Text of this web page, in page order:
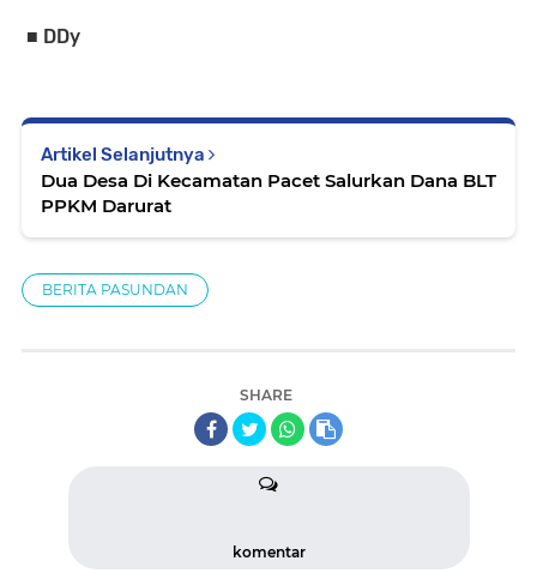
■ DDy
Artikel Selanjutnya
Dua Desa Di Kecamatan Pacet Salurkan Dana BLT
PPKM Darurat
BERITA PASUNDAN
SHARE
komentar